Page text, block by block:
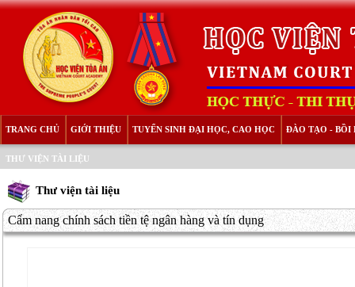
TRANG CHỦ GIỚI THIỆU TUYỂN SINH ĐẠI HỌC, CAO HỌC ĐÀO TẠO - BỒI
THƯ VIỆN TÀI LIỆU
Thư viện tài liệu
Cẩm nang chính sách tiền tệ ngân hàng và tín dụng